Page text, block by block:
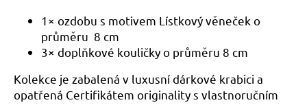
1× ozdobu s motivem Lístkový věneček o
průměru 8 cm
3× doplňkové kouličky o průměru 8 cm
Kolekce je zabalená v luxusní dárkové krabici a
opatřená Certifikátem originality s vlastnoručním
č
u